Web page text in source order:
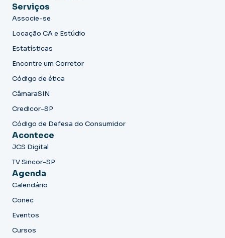
Serviços
Associe-se
Locação CA e Estúdio
Estatísticas
Encontre um Corretor
Código de ética
CâmaraSIN
Credicor-SP
Código de Defesa do Consumidor
Acontece
JCS Digital
TV Sincor-SP
Agenda
Calendário
Conec
Eventos
Cursos